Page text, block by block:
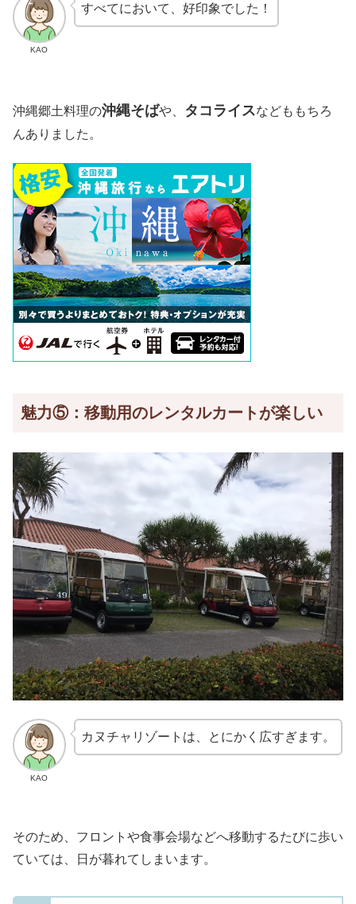
KAO
すべてにおいて、好印象でした！
沖縄郷土料理の沖縄そばや、 タコライスなどももちろ
んありました。
魅力⑤：移動用のレンタルカートが楽しい
KAO
カヌチャリゾートは、とにかく広すぎます。
そのため、フロントや食事会場などへ移動するたびに歩い
ていては、日が暮れてしまいます。